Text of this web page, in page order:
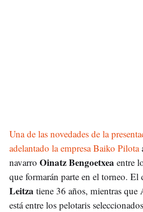
Una de las novedades de la
adelantado la empresa Baiko Pilota
navarro Oinatz Bengoetxea entre
que formarán parte en el torneo. El
Leitza tiene 36 años, mientras
está entre los pelotaris